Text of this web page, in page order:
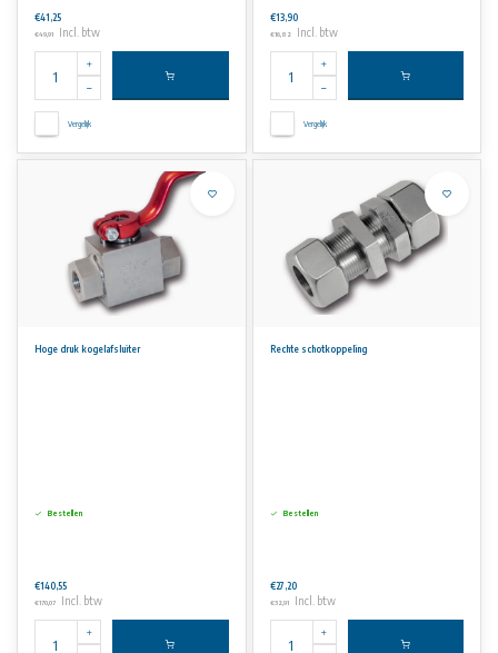
€41,25
€49,91 Incl. btw
Vergelijk
€13,90
€16,82 Incl. btw
Vergelijk
Hoge druk kogelafsluiter
Bestellen
€140,55
€170,07 Incl. btw
Rechte schotkoppeling
Bestellen
€27,20
€32,91 Incl. btw